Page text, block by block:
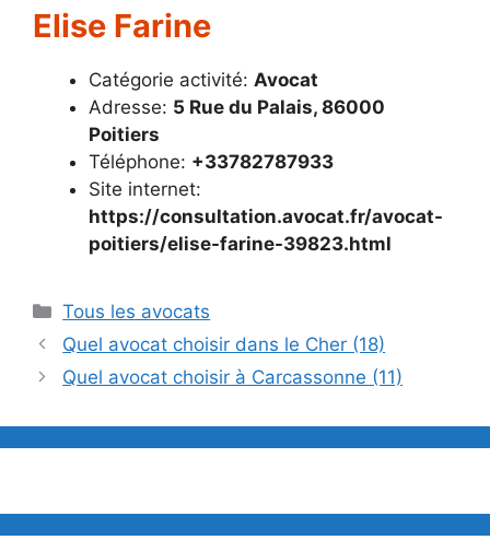
Elise Farine
Catégorie activité: Avocat
Adresse: 5 Rue du Palais, 86000
Poitiers
Téléphone: +33782787933
Site internet:
https://consultation.avocat.fr/avocat-
poitiers/elise-farine-39823.html
Catégories
Tous les avocats
Quel avocat choisir dans le Cher (18)
Quel avocat choisir à Carcassonne (11)